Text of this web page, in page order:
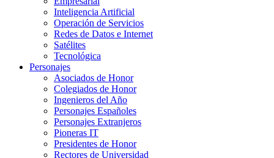
Inteligencia Artificial
Operación de Servicios
Redes de Datos e Internet
Satélites
Tecnológica
Personajes
Asociados de Honor
Colegiados de Honor
Ingenieros del Año
Personajes Españoles
Personajes Extranjeros
Pioneras IT
Presidentes de Honor
Rectores de Universidad